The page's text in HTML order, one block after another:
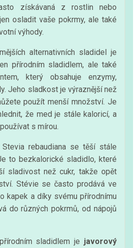
získávaná z rostlin nebo
osladit vaše pokrmy, ale také
výhody.
alternativních sladidel je
přírodním sladidlem, ale také
který obsahuje enzymy,
Jeho sladkost je výraznější než
použít menší množství. Je
že med je stále kaloricí, a
s mírou.
rebaudiana se těší stále
to bezkalorické sladidlo, které
sladivost než cukr, takže opět
Stévie se často prodává ve
kapek a díky svému přírodnímu
do různých pokrmů, od nápojů
sladidlem je javorový